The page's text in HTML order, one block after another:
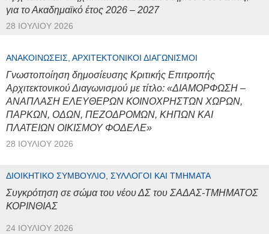
για το Ακαδημαϊκό έτος 2026 – 2027
28 ΙΟΥΛΊΟΥ 2026
ΑΝΑΚΟΙΝΏΣΕΙΣ, ΑΡΧΙΤΕΚΤΟΝΙΚΟΊ ΔΙΑΓΩΝΙΣΜΟΊ
Γνωστοποίηση δημοσίευσης Κριτικής Επιτροπής
Αρχιτεκτονικού Διαγωνισμού με τίτλο: «ΔΙΑΜΟΡΦΩΣΗ –
ΑΝΑΠΛΑΣΗ ΕΛΕΥΘΕΡΩΝ ΚΟΙΝΟΧΡΗΣΤΩΝ ΧΩΡΩΝ,
ΠΑΡΚΩΝ, ΟΔΩΝ, ΠΕΖΟΔΡΟΜΩΝ, ΚΗΠΩΝ ΚΑΙ
ΠΛΑΤΕΙΩΝ ΟΙΚΙΣΜΟΥ ΦΟΔΕΛΕ»
28 ΙΟΥΛΊΟΥ 2026
ΔΙΟΙΚΗΤΙΚΌ ΣΥΜΒΟΎΛΙΟ, ΣΎΛΛΟΓΟΙ ΚΑΙ ΤΜΉΜΑΤΑ
Συγκρότηση σε σώμα του νέου ΔΣ του ΣΑΔΑΣ-ΤΜΗΜΑΤΟΣ
ΚΟΡΙΝΘΙΑΣ
24 ΙΟΥΛΊΟΥ 2026